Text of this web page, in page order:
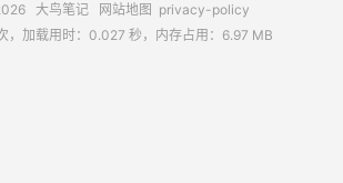
大鸟笔记 网站地图 privacy-policy
，加载用时：0.027 秒，内存占用：6.97 MB